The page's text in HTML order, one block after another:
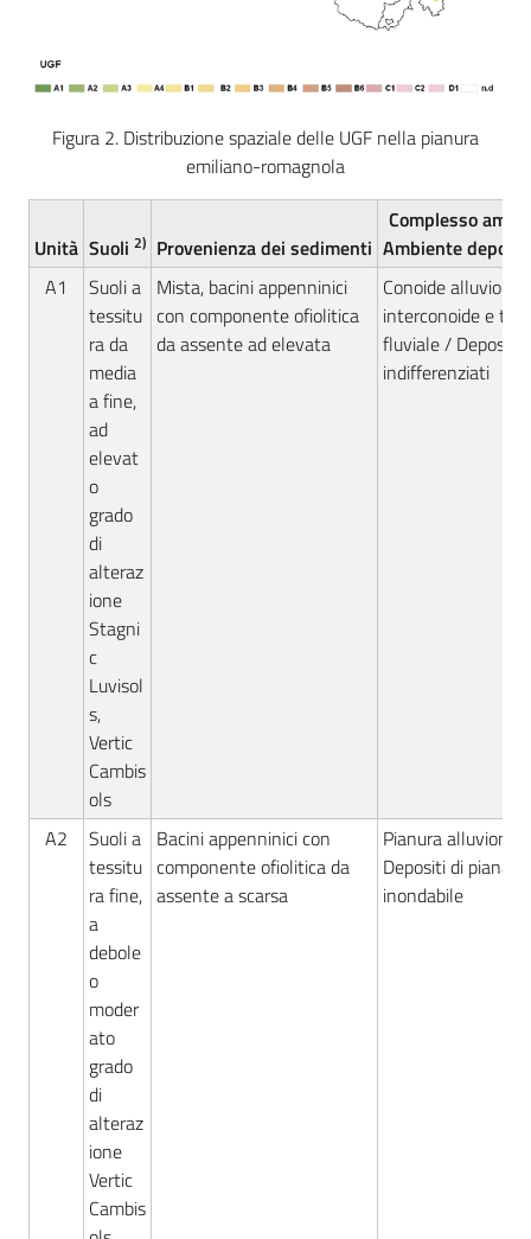
Figura 2. Distribuzione spaziale delle UGF nella pianura
emiliano-romagnola
Unità Suoli 2) Provenienza dei sedimenti
Complesso
Ambiente
A1
Suoli a
tessitu
ra da
media
a fine,
ad
elevat
o
grado
di
alteraz
ione
Stagni
c
Luvisol
s,
Vertic
Cambis
ols
Mista, bacini appenninici
con componente ofiolitica
da assente ad elevata
Conoide
interconoide e
fluviale / Depositi
indifferenziati
A2
Suoli a
tessitu
ra fine,
a
debole
o
moder
ato
grado
di
alteraz
ione
Vertic
Cambis
Bacini appenninici con
componente ofiolitica da
assente a scarsa
Pianura
Depositi di piana
inondabile